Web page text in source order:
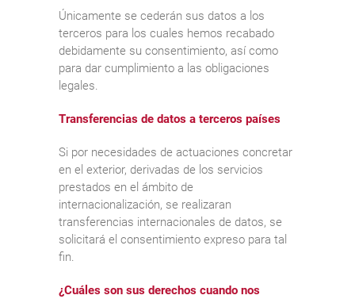
Únicamente se cederán sus datos a los
terceros para los cuales hemos recabado
debidamente su consentimiento, así como
para dar cumplimiento a las obligaciones
legales.
Transferencias de datos a terceros países
Si por necesidades de actuaciones concretar
en el exterior, derivadas de los servicios
prestados en el ámbito de
internacionalización, se realizaran
transferencias internacionales de datos, se
solicitará el consentimiento expreso para tal
fin.
¿Cuáles son sus derechos cuando nos